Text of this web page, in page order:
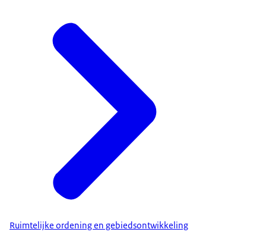
Ruimtelijke ordening en gebiedsontwikkeling